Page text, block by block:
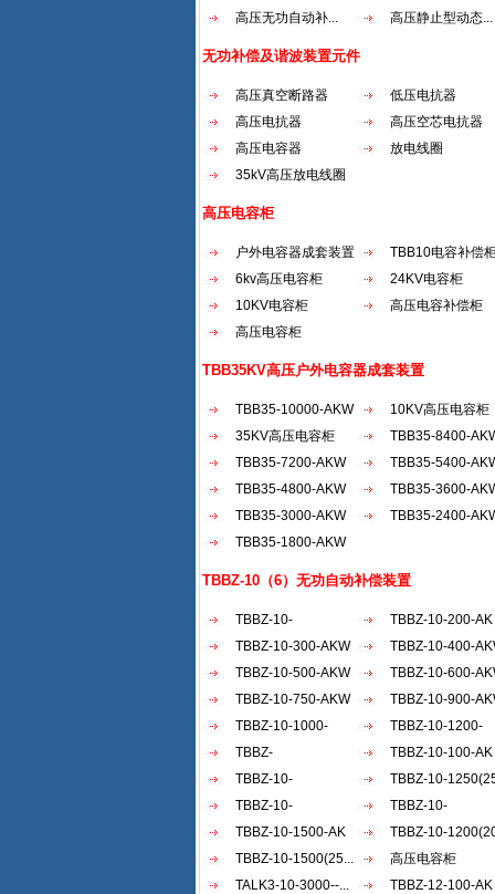
高压无功自动补...
高压静止型动态...
无功补偿及谐波装置元件
高压真空断路器
低压电抗器
高压电抗器
高压空芯电抗器
高压电容器
放电线圈
35kV高压放电线圈
高压电容柜
户外电容器成套装置
TBB10电容补偿
6kv高压电容柜
24KV电容柜
10KV电容柜
高压电容补偿柜
高压电容柜
TBB35KV高压户外电容器成套装置
TBB35-10000-AKW
10KV高压电容柜
35KV高压电容柜
TBB35-8400-
TBB35-7200-AKW
TBB35-5400-
TBB35-4800-AKW
TBB35-3600-
TBB35-3000-AKW
TBB35-2400-
TBB35-1800-AKW
TBBZ-10（6）无功自动补偿装置
TBBZ-10-
2100（30...
TBBZ-10-200-AK
TBBZ-10-300-AKW
TBBZ-10-400-
TBBZ-10-500-AKW
TBBZ-10-600-
TBBZ-10-750-AKW
TBBZ-10-900-
TBBZ-10-1000-
AKW
TBBZ-10-1200-
AKW
TBBZ-
900（200+30...
TBBZ-10-100-AK
TBBZ-10-
1200（20...
TBBZ-10-
TBBZ-10-
900（150...
TBBZ-10-
1500（50...
TBBZ-10-1500-AK
TBBZ-10-
TBBZ-10-1500(25...
高压电容柜
TALK3-10-3000--...
TBBZ-12-100-AK